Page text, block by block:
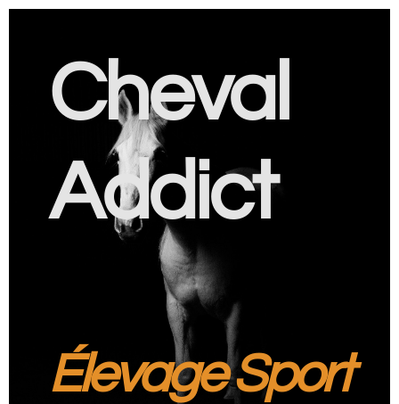
Cheval
Addict
Élevage Sport